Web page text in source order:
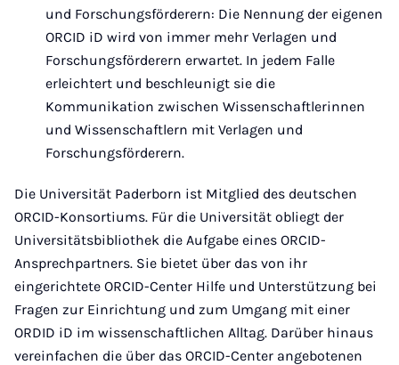
und Forschungsförderern: Die Nennung der eigenen
ORCID iD wird von immer mehr Verlagen und
Forschungsförderern erwartet. In jedem Falle
erleichtert und beschleunigt sie die
Kommunikation zwischen Wissenschaftlerinnen
und Wissenschaftlern mit Verlagen und
Forschungsförderern.
Die Universität Paderborn ist Mitglied des deutschen
ORCID-Konsortiums. Für die Universität obliegt der
Universitätsbibliothek die Aufgabe eines ORCID-
Ansprechpartners. Sie bietet über das von ihr
eingerichtete ORCID-Center Hilfe und Unterstützung bei
Fragen zur Einrichtung und zum Umgang mit einer
ORDID iD im wissenschaftlichen Alltag. Darüber hinaus
vereinfachen die über das ORCID-Center angebotenen